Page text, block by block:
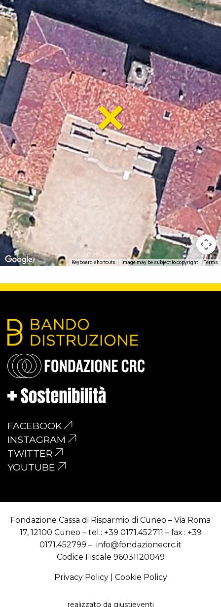
Keyboard shortcuts Image may be subject to copyright Terms
FACEBOOK
INSTAGRAM
TWITTER
YOUTUBE
Fondazione Cassa di Risparmio di Cuneo – Via Roma
17, 12100 Cuneo – tel.: +39 0171.452711 – fax : +39
0171.452799 – info@fondazionecrc.it
Codice Fiscale 96031120049
Privacy Policy| Cookie Policy
realizzato da giustieventi